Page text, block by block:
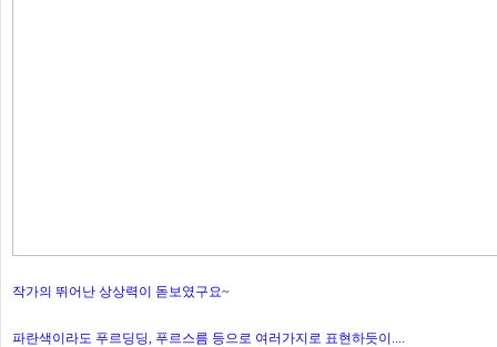
작가의 뛰어난 상상력이 돋보였구요~
파란색이라도 푸르딩딩, 푸르스름 등으로 여러가지로 표현하듯이....